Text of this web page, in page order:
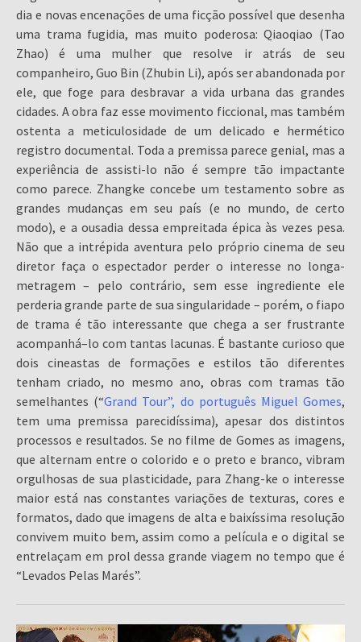
dia e novas encenações de uma ficção possível que desenha
uma trama fugidia, mas muito poderosa: Qiaoqiao (Tao
Zhao) é uma mulher que resolve ir atrás de seu
companheiro, Guo Bin (Zhubin Li), após ser abandonada por
ele, que foge para desbravar a vida urbana das grandes
cidades. A obra faz esse movimento ficcional, mas também
ostenta a meticulosidade de um delicado e hermético
registro documental. Toda a premissa parece genial, mas a
experiência de assisti-lo não é sempre tão impactante
como parece. Zhangke concebe um testamento sobre as
grandes mudanças em seu país (e no mundo, de certo
modo), e a ousadia dessa empreitada épica às vezes pesa.
Não que a intrépida aventura pelo próprio cinema de seu
diretor faça o espectador perder o interesse no longa-
metragem – pelo contrário, sem esse ingrediente ele
perderia grande parte de sua singularidade – porém, o fiapo
de trama é tão interessante que chega a ser frustrante
acompanhá–lo com tantas lacunas. É bastante curioso que
dois cineastas de formações e estilos tão diferentes
tenham criado, no mesmo ano, obras com tramas tão
semelhantes (“Grand Tour”, do português Miguel Gomes,
tem uma premissa parecidíssima), apesar dos distintos
processos e resultados. Se no filme de Gomes as imagens,
que alternam entre o colorido e o preto e branco, vibram
orgulhosas de sua plasticidade, para Zhang-ke o interesse
maior está nas constantes variações de texturas, cores e
formatos, dado que imagens de alta e baixíssima resolução
convivem muito bem, assim como a película e o digital se
entrelaçam em prol dessa grande viagem no tempo que é
“Levados Pelas Marés”.